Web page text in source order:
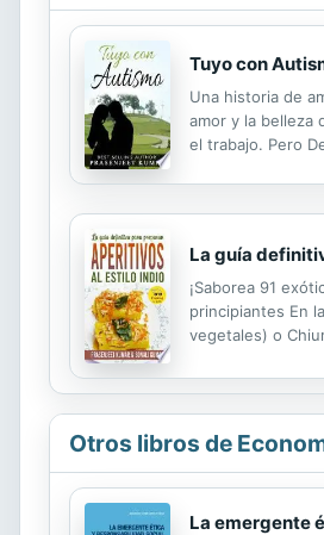
Tuyo con
Una historia de
amor y la belleza
el trabajo. Pero
La guía
¡Saborea 91
principiantes En
vegetales) o
Otros libros de
La emergente